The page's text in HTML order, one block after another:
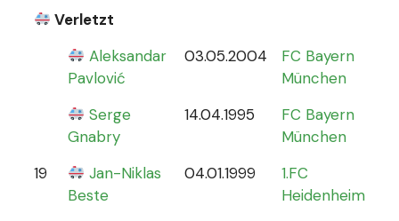
Verletzt
Aleksandar
Pavlović
03.05.2004
FC Bayern
München
Serge
Gnabry
14.04.1995
FC Bayern
München
19
Jan-Niklas
Beste
04.01.1999
1.FC
Heidenheim